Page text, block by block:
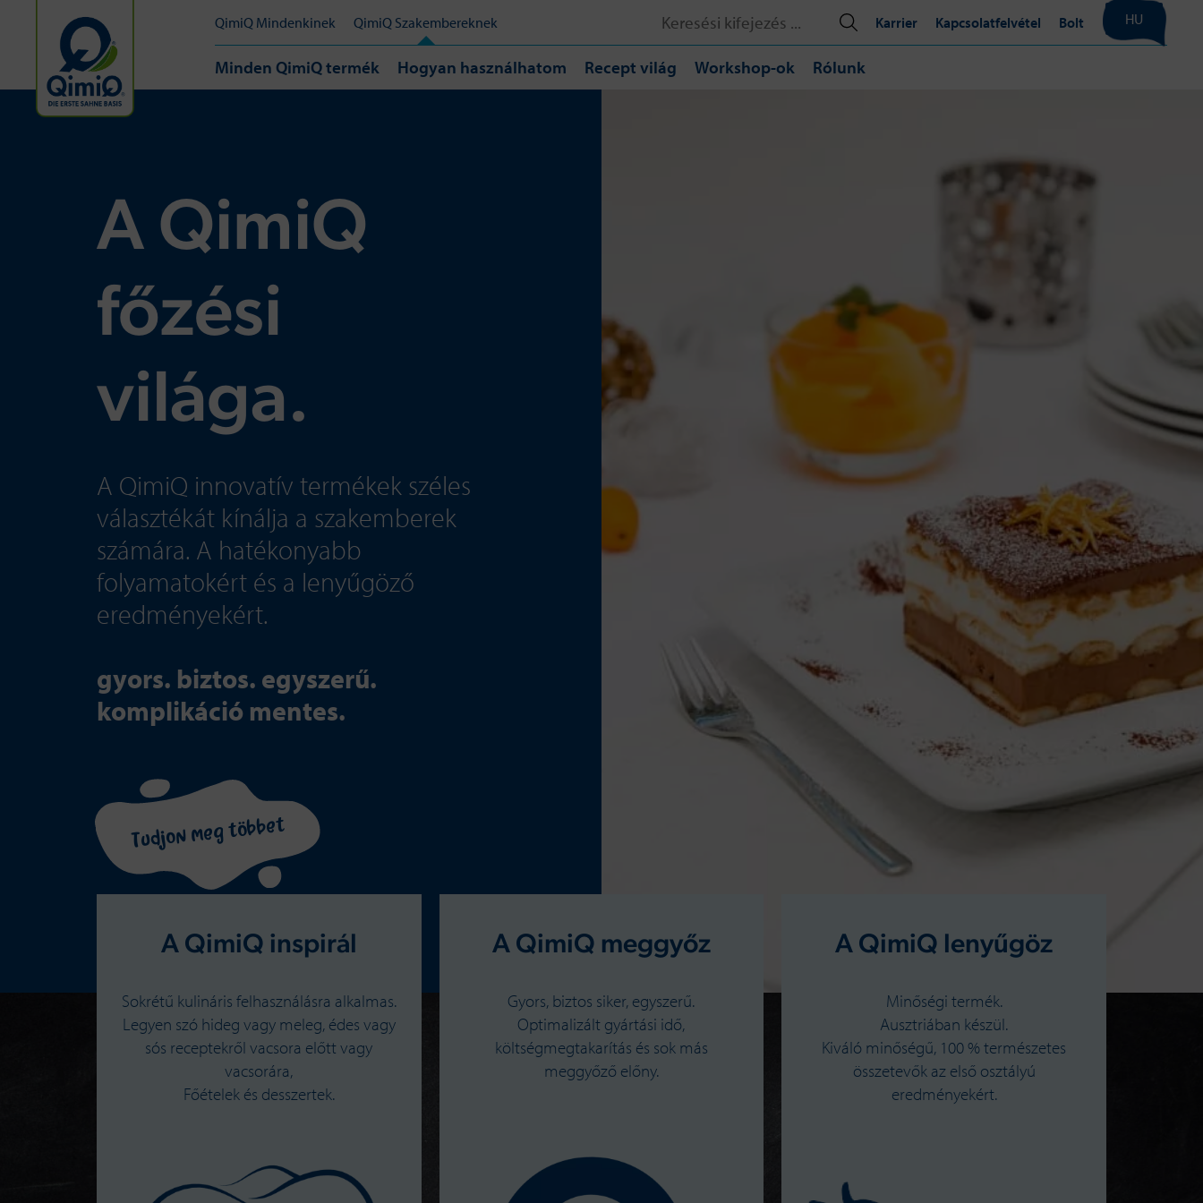
QimiQ Mindenkinek QimiQ Szakembereknek
Minden QimiQ termék Hogyan használhatom Recept világ Workshop-ok Rólunk
Keresés: Karrier Kapcsolatfelvétel Bolt HU
A QimiQ
főzési
világa.
A QimiQ innovatív termékek széles
választékát kínálja a szakemberek
számára. A hatékonyabb
folyamatokért és a lenyűgöző
eredményekért.
gyors. biztos. egyszerű.
komplikáció mentes.
Tudjon meg többet
A QimiQ inspirál
Sokrétű kulináris felhasználásra alkalmas.
Legyen szó hideg vagy meleg, édes vagy
sós receptekről vacsora előtt vagy
vacsorára,
Főételek és desszertek.
A QimiQ meggyőz
Gyors, biztos siker, egyszerű.
Optimalizált gyártási idő,
költségmegtakarítás és sok más
meggyőző előny.
A QimiQ lenyűgöz
Minőségi termék.
Ausztriában készül.
Kiváló minőségű, 100 % természetes
összetevők az első osztályú
eredményekért.